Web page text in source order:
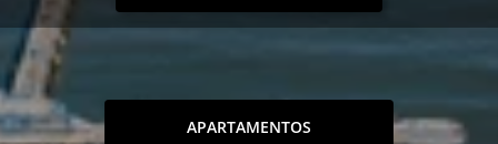
APARTAMENTOS